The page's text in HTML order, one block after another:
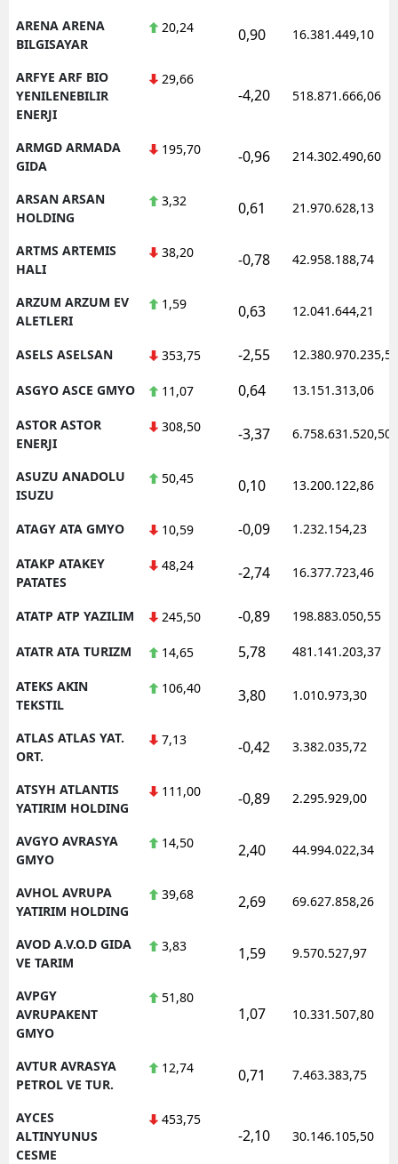
ARENA ARENA
BILGISAYAR
20,24 0,90 16.381.449,10
ARFYE ARF BIO
YENILENEBILIR
ENERJI
29,66
-4,20 518.871.666,06
ARMGD ARMADA
GIDA
195,70 -0,96 214.302.490,60
ARSAN ARSAN
HOLDING
3,32 0,61 21.970.628,13
ARTMS ARTEMIS
HALI
38,20 -0,78 42.958.188,74
ARZUM ARZUM EV
ALETLERI
1,59 0,63 12.041.644,21
ASELS ASELSAN 353,75 -2,55 12.380.970.235,50
ASGYO ASCE GMYO 11,07 0,64 13.151.313,06
ASTOR ASTOR
ENERJI
308,50 -3,37 6.758.631.520,50
ASUZU ANADOLU
ISUZU
50,45 0,10 13.200.122,86
ATAGY ATA GMYO 10,59 -0,09 1.232.154,23
ATAKP ATAKEY
PATATES
48,24 -2,74 16.377.723,46
ATATP ATP YAZILIM 245,50 -0,89 198.883.050,55
ATATR ATA TURIZM 14,65 5,78 481.141.203,37
ATEKS AKIN
TEKSTIL
106,40 3,80 1.010.973,30
ATLAS ATLAS YAT.
ORT.
7,13 -0,42 3.382.035,72
ATSYH ATLANTIS
YATIRIM HOLDING
111,00 -0,89 2.295.929,00
AVGYO AVRASYA
GMYO
14,50 2,40 44.994.022,34
AVHOL AVRUPA
YATIRIM HOLDING
39,68 2,69 69.627.858,26
AVOD A.V.O.D GIDA
VE TARIM
3,83 1,59 9.570.527,97
AVPGY
AVRUPAKENT
GMYO
51,80
1,07 10.331.507,80
AVTUR AVRASYA
PETROL VE TUR.
12,74 0,71 7.463.383,75
AYCES
ALTINYUNUS
CESME
453,75
-2,10 30.146.105,50